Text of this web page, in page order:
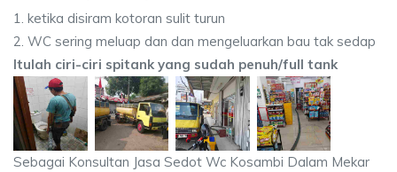
1. ketika disiram kotoran sulit turun
2. WC sering meluap dan dan mengeluarkan bau tak sedap
Itulah ciri-ciri spitank yang sudah penuh/full tank
Sebagai Konsultan Jasa Sedot Wc Kosambi Dalam Mekar